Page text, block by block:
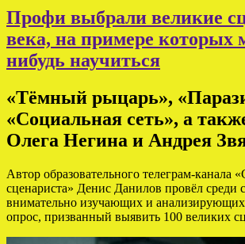
Профи выбрали великие
века, на примере которых
нибудь научиться
«Тёмный рыцарь»,
«Социальная сеть», а
Олега Негина и Андрея
Автор образовательного телеграм-канала
сценариста» Денис Данилов провёл среди
внимательно изучающих и анализирующих
опрос, призванный выявить 100 великих